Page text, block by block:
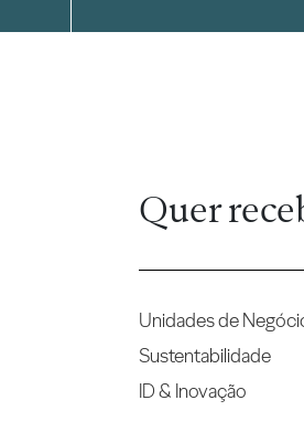
Quer
Unidades de
Sustentabilidade
ID & Inovação